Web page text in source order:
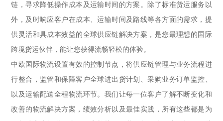
链，寻求降低操作成本及运输时间的方案。除了标准货运服务以
外，及时响应客户在成本、运输时间及路线等各方面的需求，提
供灵活和具成本效益的全球供应链解决方案，是您最理想的国际
跨境货运伙伴，能让您获得流畅轻松的体验。
中欧国际物流设置有效的控制节点，将供应链管理与业务流程进
行整合，监管和保障客户全球进出货计划、采购业务订单监控、
以及运输配送全程物流环节。我们让每一位客户了解不断变化和
改善的物流解决方案，绩效分析以及最佳实践，所有这些都是为